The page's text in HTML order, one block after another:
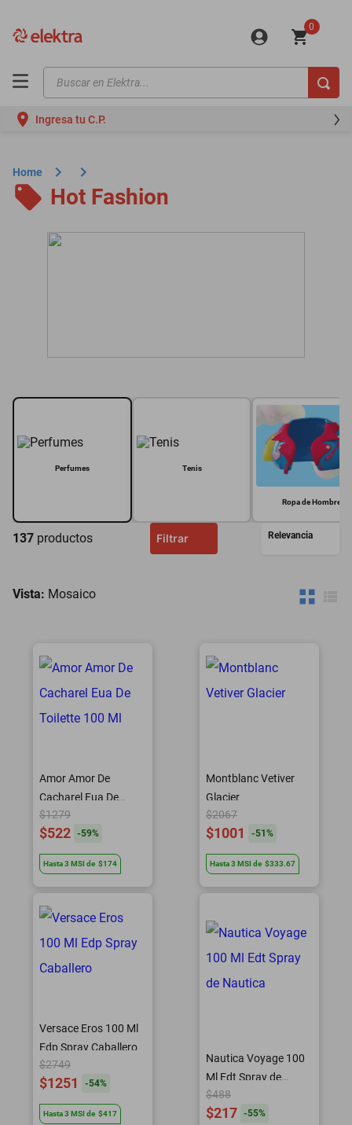
0
Buscar en Elektra...
Ingresa tu C.P.
Home
Hot Fashion
Perfumes Tenis
Ropa de Hombre
137 productos Filtrar Relevancia
Vista: Mosaico
Amor Amor De
Cacharel Eua De
Toilette 100 Ml
$1279
$522 -59%
Hasta3 MSIde $174
Montblanc Vetiver
Glacier
$2067
$1001 -51 %
Hasta3 MSIde $333.67
Versace Eros 100 Ml
Edp Spray Caballero
$2749
$1251 -54%
Hasta3 MSIde $417
Nautica Voyage 100
Ml Edt Spray de
Nautica
$488
$217 -55%
motos
refrigeradores